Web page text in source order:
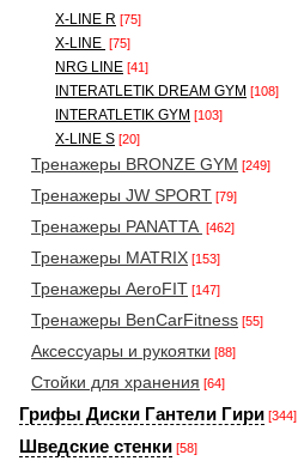
X-LINE R [75]
X-LINE [75]
NRG LINE [41]
INTERATLETIK DREAM GYM [108]
INTERATLETIK GYM [103]
X-LINE S [20]
Тренажеры BRONZE GYM [249]
Тренажеры JW SPORT [79]
Тренажеры PANATTA [462]
Тренажеры MATRIX [153]
Тренажеры AeroFIT [147]
Тренажеры BenCarFitness [55]
Аксессуары и рукоятки [88]
Стойки для хранения [64]
Грифы Диски Гантели Гири [344]
Шведские стенки [58]